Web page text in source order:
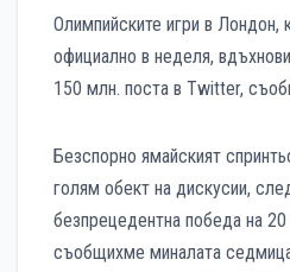
Олимпийските игри в Лондон,
официално в неделя,
150 млн. поста в Twitter,
Безспорно ямайският
голям обект на дискусии,
безпрецедентна победа на
съобщихме миналата